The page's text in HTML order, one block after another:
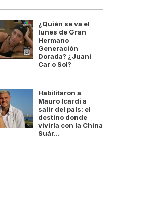
bypass de Añelo busca desviar el
¿Quién se va el
lunes de Gran
Hermano
Generación
Dorada? ¿Juani
Car o Sol?
Habilitaron a
Mauro Icardi a
salir del país: el
destino donde
viviría con la China
Suár...